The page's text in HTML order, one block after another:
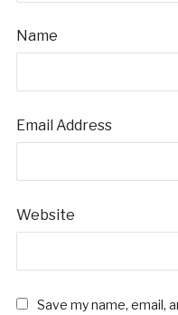
Name
Email Address
Website
Save my name, email,